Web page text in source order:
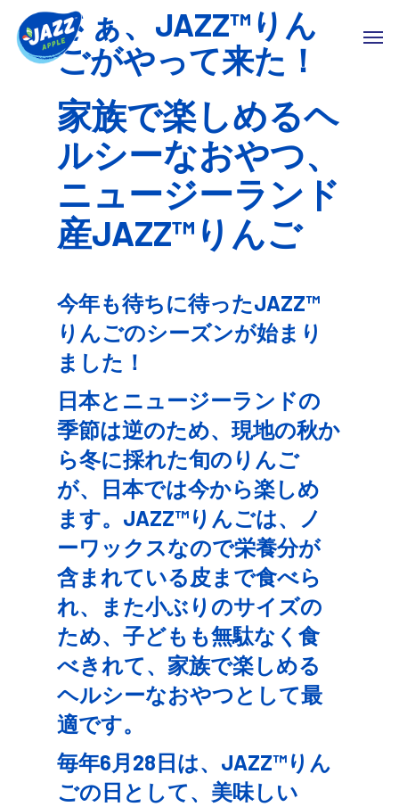
さぁ、JAZZ™りん
ごがやって来た！
家族で楽しめるヘ
ルシーなおやつ、
ニュージーランド
産JAZZ™りんご
今年も待ちに待ったJAZZ™
りんごのシーズンが始まり
ました！
日本とニュージーランドの
季節は逆のため、現地の秋か
ら冬に採れた旬のりんご
が、日本では今から楽しめ
ます。JAZZ™りんごは、ノ
ーワックスなので栄養分が
含まれている皮まで食べら
れ、また小ぶりのサイズの
ため、子どもも無駄なく食
べきれて、家族で楽しめる
ヘルシーなおやつとして最
適です。
毎年6月28日は、JAZZ™りん
ごの日として、美味しい